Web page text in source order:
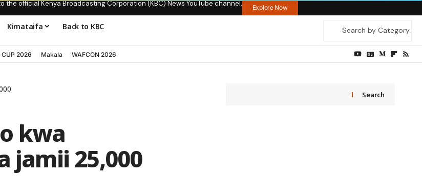
the official Kenya Broadcasting Corporation (KBC) News YouTube channel. Explore Now
Kimataifa Back to KBC
CUP 2026 Makala WAFCON 2026
kwa
jamii 25,000
Search